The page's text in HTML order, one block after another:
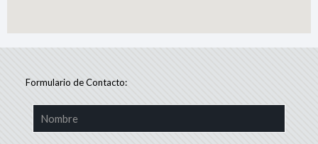
Formulario de Contacto: